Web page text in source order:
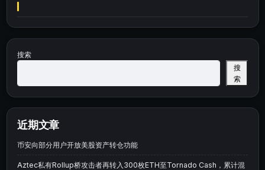
搜索
搜
索
近期文章
币安向部分用户开放美股资产转仓功能
Aztec私有Rollup桥攻击者再转入300枚ETH至Tornado Cash，累计混